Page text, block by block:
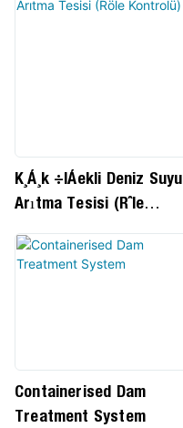
Küçük Ölçekli Deniz Suyu
Arıtma Tesisi (Röle
Containerised Dam
Treatment System